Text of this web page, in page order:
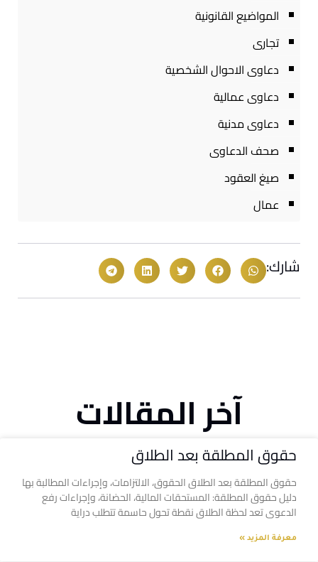
المواضيع القانونية
تجارى
دعاوى الاحوال الشخصية
دعاوى عمالية
دعاوى مدنية
صحف الدعاوى
صيغ العقود
عمال
شارك:
آخر المقالات
حقوق المطلقة بعد الطلاق
حقوق المطلقة بعد الطلاق الحقوق، الالتزامات، وإجراءات المطالبة بها
دليل حقوق المطلقة: المستحقات المالية، الحضانة، وإجراءات رفع
الدعوى تعد لحظة الطلاق نقطة تحول حاسمة تتطلب دراية
معرفة المزيد »